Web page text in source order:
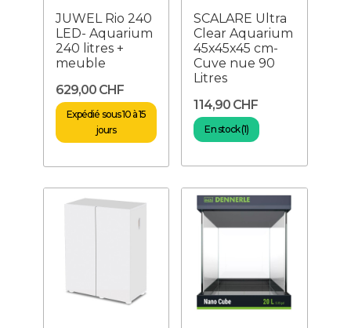
JUWEL Rio 240
LED- Aquarium
240 litres +
meuble
629,00 CHF
Expédié sous 10 à 15
jours
SCALARE Ultra
Clear Aquarium
45x45x45 cm-
Cuve nue 90
Litres
114,90 CHF
En stock (1)